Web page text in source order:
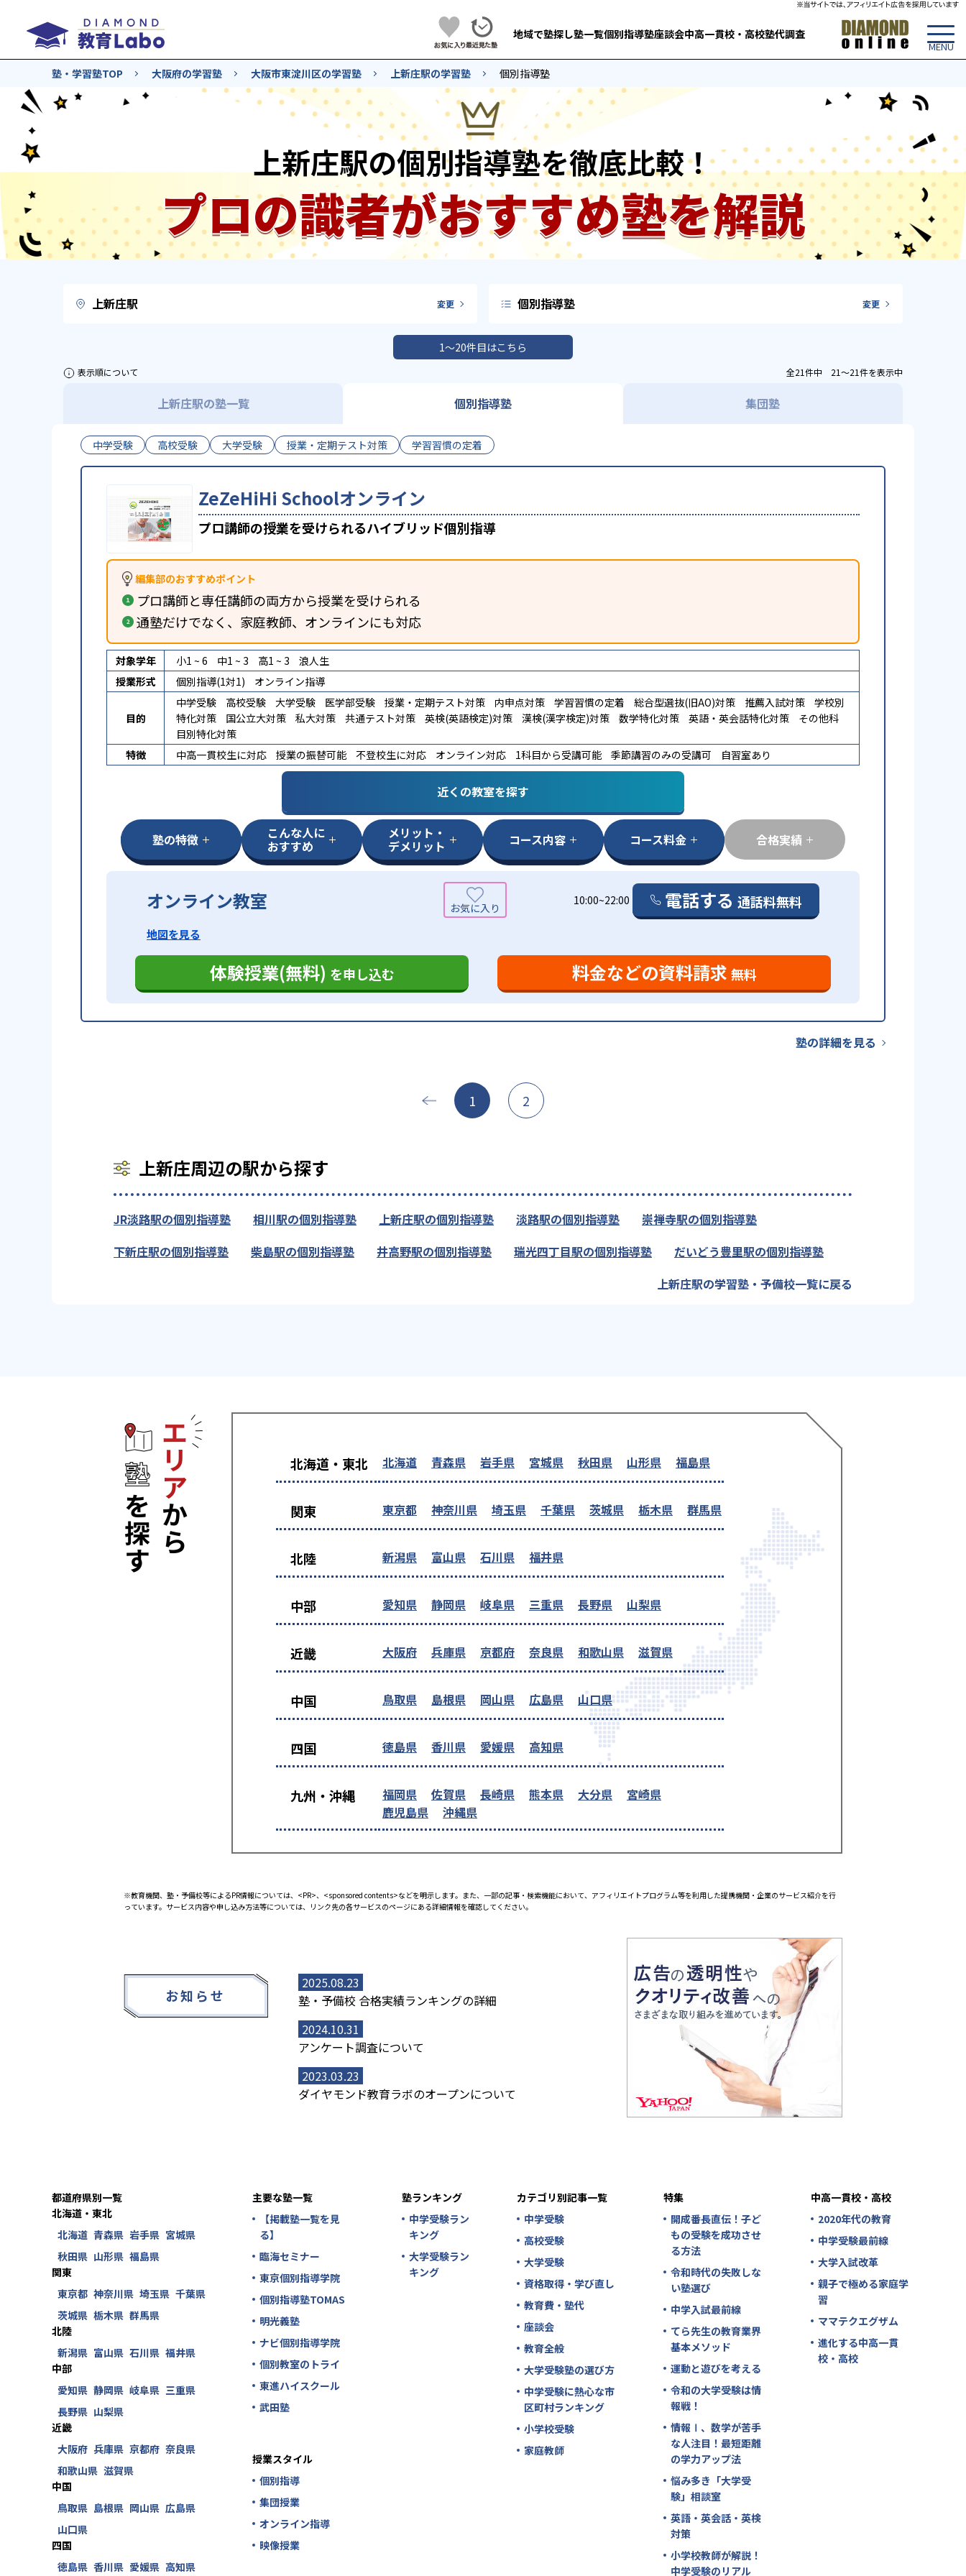
地域で塾探し塾一覧個別指導塾座談会中高一貫校・高校塾代調査
塾・学習塾TOP 大阪府の学習塾 大阪市東淀川区の学習塾 上新庄駅の学習塾 個別指導塾
上新庄駅の個別指導塾を徹底比較！
プロの識者がおすすめ塾を解説
上新庄駅 変更 個別指導塾 変更
1〜20件目はこちら
表示順について 全21件中 21〜21件を表示中
上新庄駅の塾一覧 個別指導塾 集団塾
中学受験 高校受験 大学受験 授業・定期テスト対策 学習習慣の定着
ZeZeHiHi Schoolオンライン
プロ講師の授業を受けられるハイブリッド個別指導
編集部のおすすめポイント
プロ講師と専任講師の両方から授業を受けられる
通塾だけでなく、家庭教師、オンラインにも対応
対象学年 小1 ~ 6 中1 ~ 3 高1 ~ 3
浪人生
授業形式
個別指導(1対1) オンライン指導
目的
中学受験 高校受験 大学受験 医学部受験 授業・定期テスト対策 内申点対策 学習習慣の定着 総合型選抜(旧AO)対策 推薦入試対策
学校別
特化対策
国公立大対策 私大対策 共通テスト対策 英検(英語検定)対策 漢検(漢字検定)対策 数学特化対策 英語・英会話特化対策
その他科
目別特化対策
特徴
中高一貫校生に対応 授業の振替可能 不登校生に対応 オンライン対応 1科目から受講可能 季節講習のみの受講可 自習室あり
近くの教室を探す
塾の特徴 こんな人に
おすすめ
メリット・
デメリット コース内容 コース料金 合格実績
オンライン教室 10:00~22:00 電話する 通話料無料
地図を見る
体験授業(無料) を申し込む 料金などの資料請求 無料
塾の詳細を見る
1 2
上新庄周辺の駅から探す
JR淡路駅の個別指導塾 相川駅の個別指導塾 上新庄駅の個別指導塾 淡路駅の個別指導塾
崇禅寺駅の個別指導塾
下新庄駅の個別指導塾
柴島駅の個別指導塾 井高野駅の個別指導塾 瑞光四丁目駅の個別指導塾
だいどう豊里駅の個別指導塾
上新庄駅の学習塾・予備校一覧に戻る
北海道・東北 北海道 青森県 岩手県 宮城県 秋田県 山形県 福島県
関東 東京都 神奈川県 埼玉県 千葉県 茨城県 栃木県 群馬県
北陸 新潟県 富山県 石川県 福井県
中部 愛知県 静岡県 岐阜県 三重県 長野県 山梨県
近畿 大阪府 兵庫県 京都府 奈良県 和歌山県 滋賀県
中国 鳥取県 島根県 岡山県 広島県 山口県
四国 徳島県 香川県 愛媛県 高知県
九州・沖縄 福岡県 佐賀県 長崎県 熊本県 大分県
宮崎県
鹿児島県
沖縄県
※教育機関、塾・予備校等によるPR情報については、<PR>、<sponsored contents>などを明示します。また、一部の記事・検索機能において、アフィリエイトプログラム等を利用した提携機関・企業のサービス紹介を行
っています。サービス内容や申し込み方法等については、リンク先の各サービスのページにある詳細情報を確認してください。
お知らせ
2025.08.23
塾・予備校 合格実績ランキングの詳細
2024.10.31
アンケート調査について
2023.03.23
ダイヤモンド教育ラボのオープンについて
都道府県別一覧
北海道・東北
北海道 青森県 岩手県 宮城県
秋田県 山形県 福島県
関東
東京都 神奈川県 埼玉県 千葉県
茨城県 栃木県 群馬県
北陸
新潟県 富山県 石川県 福井県
中部
愛知県 静岡県 岐阜県 三重県
長野県 山梨県
近畿
大阪府 兵庫県 京都府 奈良県
和歌山県 滋賀県
中国
鳥取県 島根県 岡山県 広島県
山口県
四国
徳島県 香川県 愛媛県 高知県
主要な塾一覧
【掲載塾一覧を見
る】
臨海セミナー
東京個別指導学院
個別指導塾TOMAS
明光義塾
ナビ個別指導学院
個別教室のトライ
東進ハイスクール
武田塾
授業スタイル
個別指導
集団授業
オンライン指導
映像授業
塾ランキング
中学受験ラン
キング
大学受験ラン
キング
カテゴリ別記事一覧
中学受験
高校受験
大学受験
資格取得・学び直し
教育費・塾代
座談会
教育全般
大学受験塾の選び方
中学受験に熱心な市
区町村ランキング
小学校受験
家庭教師
特集
開成番長直伝！子ど
もの受験を成功させ
る方法
令和時代の失敗しな
い塾選び
中学入試最前線
てら先生の教育業界
基本メソッド
運動と遊びを考える
令和の大学受験は情
報戦！
情報Ⅰ、数学が苦手
な人注目！最短距離
の学力アップ法
悩み多き「大学受
験」相談室
英語・英会話・英検
対策
小学校教師が解説！
中学受験のリアル
中高一貫校・高校
2020年代の教育
中学受験最前線
大学入試改革
親子で極める家庭学
習
ママテクエグザム
進化する中高一貫
校・高校